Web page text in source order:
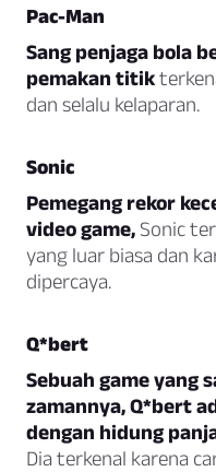
Pac-Man
Sang penjaga bola
pemakan titik
dan selalu kelaparan.
Sonic
Pemegang rekor
video game, Sonic
yang luar biasa dan
dipercaya.
Q*bert
Sebuah game yang
zamannya, Q*bert
dengan hidung
Dia terkenal karena